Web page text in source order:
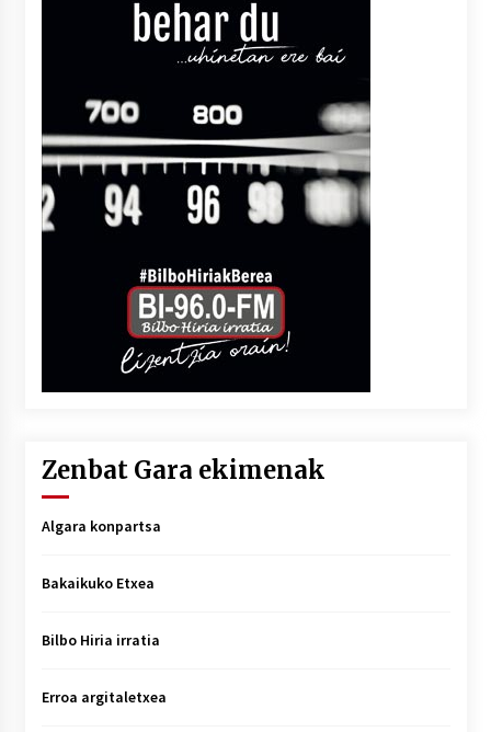
Zenbat Gara ekimenak
Algara konpartsa
Bakaikuko Etxea
Bilbo Hiria irratia
Erroa argitaletxea